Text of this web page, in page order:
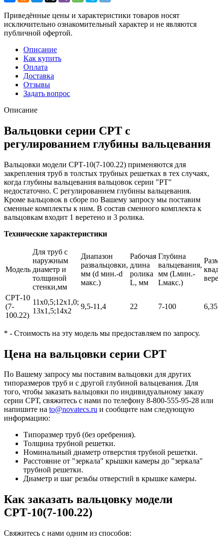
Приведённые цены и характеристики товаров носят
исключительно ознакомительный характер и не являются
публичной офертой.
Описание
Как купить
Оплата
Доставка
Отзывы
Задать вопрос
Описание
Вальцовки серии СРТ с
регулированием глубины вальцевания
Вальцовки модели СРТ-10(7-100.22) применяются для
закрепления труб в толстых трубных решетках в тех случаях,
когда глубины вальцевания вальцовок серии "РТ"
недостаточно. С регулированием глубины вальцевания.
Кроме вальцовок в сборе по Вашему запросу мы поставим
сменные комплекты к ним. В состав сменного комплекта к
вальцовкам входит 1 веретено и 3 ролика.
Технические характеристики
Модель
Для труб с
наружным
диаметр и
толщиной
стенки,мм
Диапазон
развальцовки,
мм (d мин.-d
макс.)
Рабочая
длина
ролика
L, мм
Глубина
вальцевания,
мм (Lмин.-
Lмакс.)
СРТ-10
(7-
100.22)
11x0,5;12x1,0;
13x1,5;14x2
9,5-11,4 22 7-100 6,35
* - Стоимость на эту модель мы предоставляем по запросу.
Цена на вальцовки серии СРТ
По Вашему запросу мы поставим вальцовки для других
типоразмеров труб и с другой глубиной вальцевания. Для
того, чтобы заказать вальцовки по индивидуальному заказу
серии СРТ, свяжитесь с нами по телефону 8-800-555-95-28 или
напишите на to@novatecs.ru и сообщите нам следующую
информацию:
Типоразмер труб (без оребрения).
Толщина трубной решетки.
Номинальный диаметр отверстия трубной решетки.
Расстояние от "зеркала" крышки камеры до "зеркала"
трубной решетки.
Диаметр и шаг резьбы отверстий в крышке камеры.
Как заказать вальцовку модели
СРТ-10(7-100.22)
Свяжитесь с нами одним из способов: